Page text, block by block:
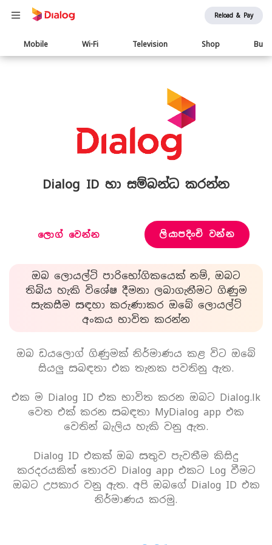
Reload & Pay
Main
navigation
Mobile Wi-Fi Television Shop
Dialog ID හා සම්බන්ධ කරන්න
ලොග් වෙන්න ලියාපදිංචි වන්න
ඔබ ලොයල්ටි පාරිභෝගිකයෙක් නම්, ඔබට
තිබිය හැකි විශේෂ දීමනා ලබාගැනීමට ගිණුම
සැකසීම සඳහා කරුණාකර ඔබේ ලොයල්ටි
අංකය භාවිත කරන්න
ඔබ ඩයලොග් ගිණුමක් නිර්මාණය කළ විට ඔබේ
සියලු සබඳතා එක තැනක පවතිනු ඇත.
එක ම Dialog ID එක භාවිත කරන ඔබට Dialog.lk
වෙත එක් කරන සබඳතා MyDialog app එක
වෙතින් බැලිය හැකි වනු ඇත.
Dialog ID එකක් ඔබ සතුව පැවතීම කිසිදු
කරදරයකිත් තොරව Dialog app එකට Log වීමට
ඔබට උපකාර වනු ඇත. අපි ඔබගේ Dialog ID එක
නිර්මාණය කරමු.